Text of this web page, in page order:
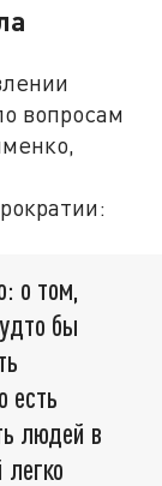
вопросам
о том,
бы
есть
людей в